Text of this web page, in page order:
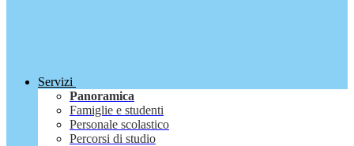
Servizi
Panoramica
Famiglie e studenti
Personale scolastico
Percorsi di studio